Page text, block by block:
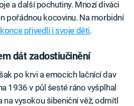
a další pochutiny. Mnozí diváci
pořádnou kocovinu. Na morbidní
přivedli i svoje děti.
dát zadostiučinění
po krvi a emocích lačnící dav
1936 v půl šesté ráno vyšplhal
na vysokou šibeniční věž, odmítl